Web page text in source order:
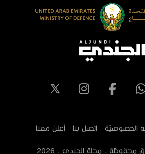
الخصوصيّة اتصل بنا أعلن معنا
محفوظة - مجلة الجندي - 2026